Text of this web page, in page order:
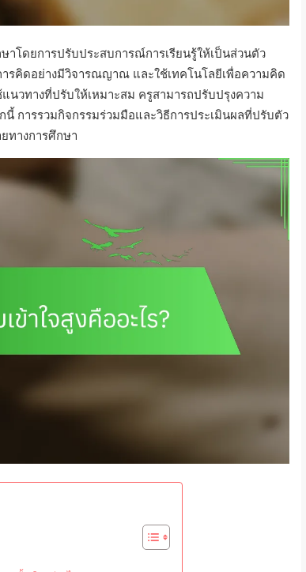
าโดยการปรับประสบการณ์การเรียนรู้ให้เป็นส่วนตัว
ารคิดอย่างมีวิจารณญาณ และใช้เทคโนโลยีเพื่อความคิด
นวทางที่ปรับให้เหมาะสม ครูสามารถปรับปรุงความ
การรวมกิจกรรมร่วมมือและวิธีการประเมินผลที่ปรับตัว
ทางการศึกษา